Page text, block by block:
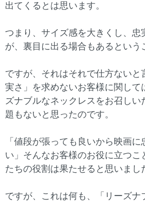
出てくるとは思います。
つまり、サイズ感を大きくし、忠
が、裏目に出る場合もあるという
ですが、それはそれで仕方ないと
実さ」を求めないお客様に関して
ズナブルなネックレスをお召しい
題もないと思ったのです。
「値段が張っても良いから映画
い」そんなお客様のお役に立つこ
たちの役割は果たせると思いまし
ですが、これは何も、「リーズナ